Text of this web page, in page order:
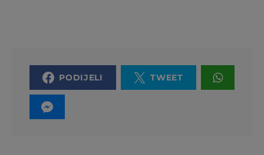
PODIJELI TWEET